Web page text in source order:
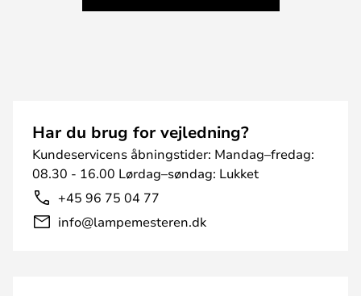
Har du brug for vejledning?
Kundeservicens åbningstider: Mandag–fredag:
08.30 - 16.00 Lørdag–søndag: Lukket
+45 96 75 04 77
info@lampemesteren.dk